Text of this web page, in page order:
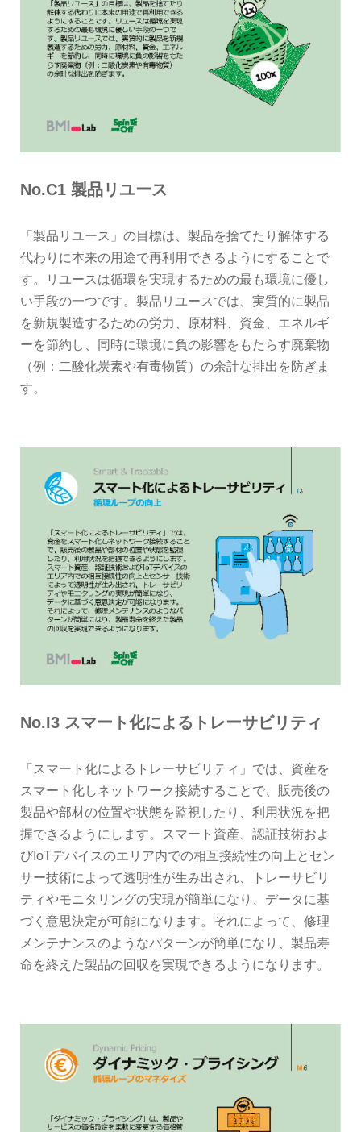
No.C1 製品リユース
「製品リユース」の目標は、製品を捨てたり解体する
代わりに本来の用途で再利用できるようにすることで
す。リユースは循環を実現するための最も環境に優し
い手段の一つです。製品リユースでは、実質的に製品
を新規製造するための労力、原材料、資金、エネルギ
ーを節約し、同時に環境に負の影響をもたらす廃棄物
（例：二酸化炭素や有毒物質）の余計な排出を防ぎま
す。
No.I3 スマート化によるトレーサビリティ
「スマート化によるトレーサビリティ」では、資産を
スマート化しネットワーク接続することで、販売後の
製品や部材の位置や状態を監視したり、利用状況を把
握できるようにします。スマート資産、認証技術およ
びIoTデバイスのエリア内での相互接続性の向上とセン
サー技術によって透明性が生み出され、トレーサビリ
ティやモニタリングの実現が簡単になり、データに基
づく意思決定が可能になります。それによって、修理
メンテナンスのようなパターンが簡単になり、製品寿
命を終えた製品の回収を実現できるようになります。